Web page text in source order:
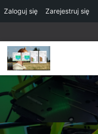
Zaloguj się Zarejestruj się